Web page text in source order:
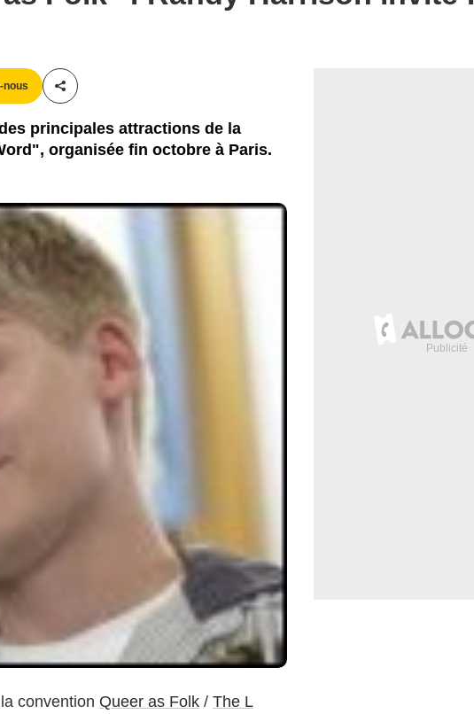
nous
Partager cet article
principales attractions de la
organisée fin octobre à Paris.
convention Queer as Folk / The L